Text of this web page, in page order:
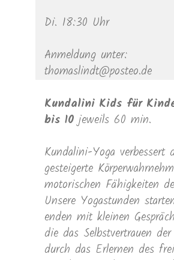
Di. 18:30 Uhr
Anmeldung unter:
thomaslindt@posteo.de
Kundalini Kids für
bis 10jeweils 60 min.
Kundalini-Yoga verbessert
gesteigerte
motorischen Fähigkeiten
Unsere Yogastunden
enden mit kleinen
die das Selbstvertrauen
durch das Erlernen des